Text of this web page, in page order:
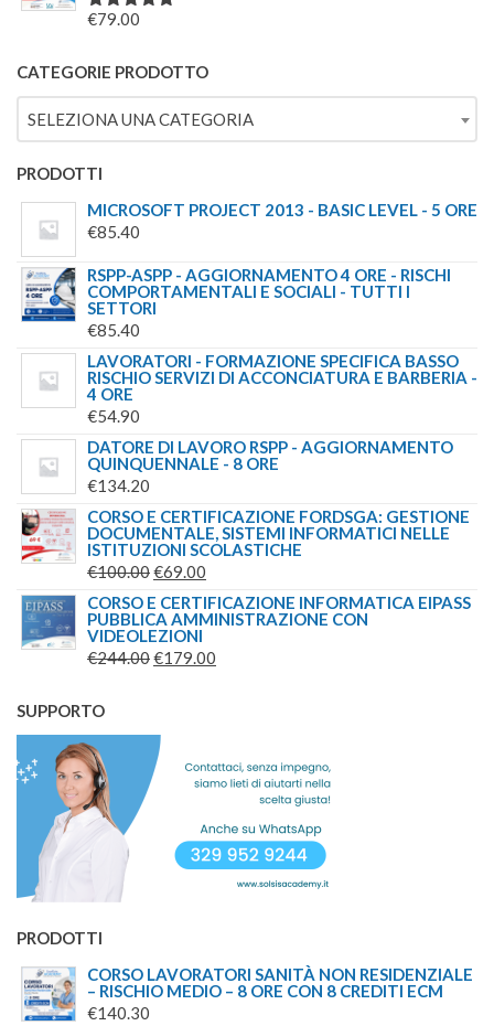
ERA:
VALUTATO
€79.00
CATEGORIE PRODOTTO
SELEZIONA UNA CATEGORIA
PRODOTTI
MICROSOFT PROJECT 2013 - BASIC LEVEL - 5 ORE
€85.40
RSPP-ASPP - AGGIORNAMENTO 4 ORE - RISCHI
COMPORTAMENTALI E SOCIALI - TUTTI I
SETTORI
€85.40
LAVORATORI - FORMAZIONE SPECIFICA BASSO
RISCHIO SERVIZI DI ACCONCIATURA E BARBERIA -
4 ORE
€54.90
DATORE DI LAVORO RSPP - AGGIORNAMENTO
QUINQUENNALE - 8 ORE
€134.20
CORSO E CERTIFICAZIONE FORDSGA: GESTIONE
DOCUMENTALE, SISTEMI INFORMATICI NELLE
ISTITUZIONI SCOLASTICHE
€100.00IL
PREZZO
ORIGINALE
ERA:
€69.00
PREZZO
ATTUALE
È:
CORSO E CERTIFICAZIONE INFORMATICA EIPASS
PUBBLICA AMMINISTRAZIONE CON
VIDEOLEZIONI
€244.00IL
ERA:
€244.00.
€179.00
€179.00.
SUPPORTO
PRODOTTI
CORSO LAVORATORI SANITÀ NON RESIDENZIALE
– RISCHIO MEDIO – 8 ORE CON 8 CREDITI ECM
€140.30